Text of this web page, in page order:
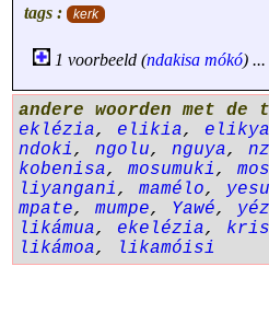
tags : kerk
1 voorbeeld (ndakisa mókó) ...
andere woorden met de
eklézia, elikia, elikya
ndoki, ngolu, nguya,
kobenisa, mosumuki,
liyangani, mamélo, yesu
mpate, mumpe, Yawé,
likámua, ekelézia,
likámoa, likamóisi